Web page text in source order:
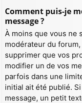
Comment puis-je
message ?
À moins que vous ne
modérateur du
supprimer que vos
modifier un de vos
parfois dans une
initial ait été publié.
message, un petit